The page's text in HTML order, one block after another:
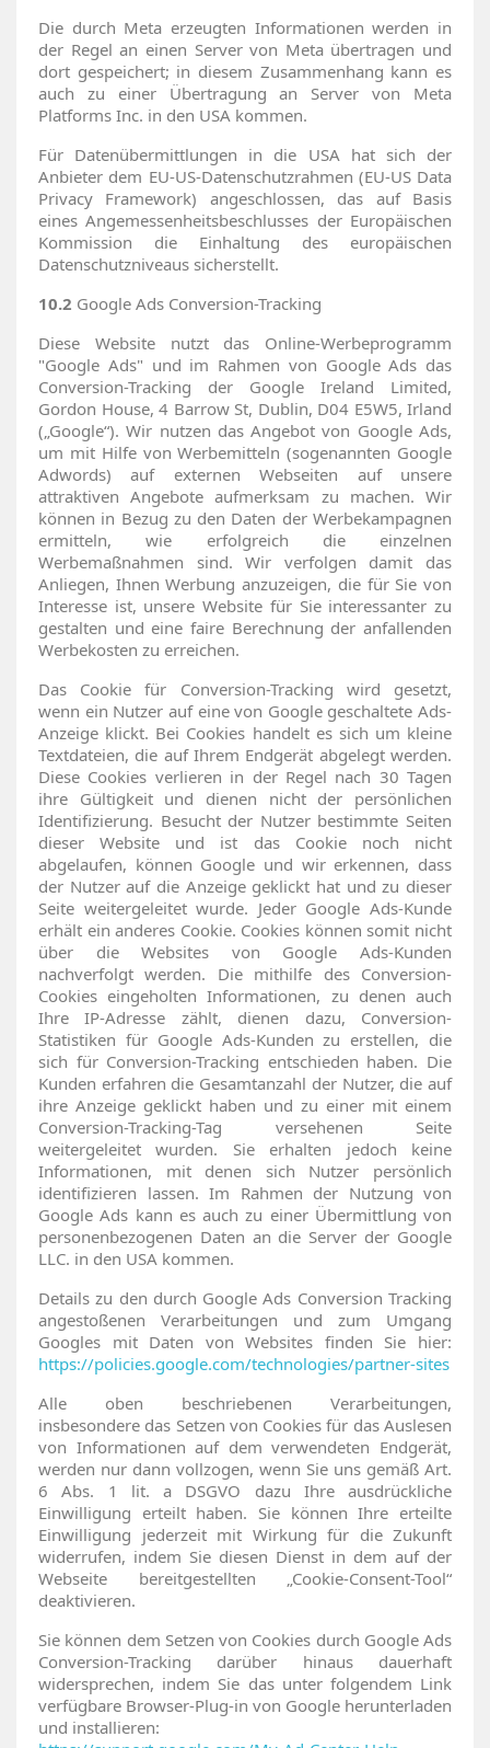
Die durch Meta erzeugten Informationen werden in
der Regel an einen Server von Meta übertragen und
dort gespeichert; in diesem Zusammenhang kann es
auch zu einer Übertragung an Server von Meta
Platforms Inc. in den USA kommen.
Für Datenübermittlungen in die USA hat sich der
Anbieter dem EU-US-Datenschutzrahmen (EU-US Data
Privacy Framework) angeschlossen, das auf Basis
eines Angemessenheitsbeschlusses der Europäischen
Kommission die Einhaltung des europäischen
Datenschutzniveaus sicherstellt.
10.2 Google Ads Conversion-Tracking
Diese Website nutzt das Online-Werbeprogramm
"Google Ads" und im Rahmen von Google Ads das
Conversion-Tracking der Google Ireland Limited,
Gordon House, 4 Barrow St, Dublin, D04 E5W5, Irland
(„Google“). Wir nutzen das Angebot von Google Ads,
um mit Hilfe von Werbemitteln (sogenannten Google
Adwords) auf externen Webseiten auf unsere
attraktiven Angebote aufmerksam zu machen. Wir
können in Bezug zu den Daten der Werbekampagnen
ermitteln, wie erfolgreich die einzelnen
Werbemaßnahmen sind. Wir verfolgen damit das
Anliegen, Ihnen Werbung anzuzeigen, die für Sie von
Interesse ist, unsere Website für Sie interessanter zu
gestalten und eine faire Berechnung der anfallenden
Werbekosten zu erreichen.
Das Cookie für Conversion-Tracking wird gesetzt,
wenn ein Nutzer auf eine von Google geschaltete Ads-
Anzeige klickt. Bei Cookies handelt es sich um kleine
Textdateien, die auf Ihrem Endgerät abgelegt werden.
Diese Cookies verlieren in der Regel nach 30 Tagen
ihre Gültigkeit und dienen nicht der persönlichen
Identifizierung. Besucht der Nutzer bestimmte Seiten
dieser Website und ist das Cookie noch nicht
abgelaufen, können Google und wir erkennen, dass
der Nutzer auf die Anzeige geklickt hat und zu dieser
Seite weitergeleitet wurde. Jeder Google Ads-Kunde
erhält ein anderes Cookie. Cookies können somit nicht
über die Websites von Google Ads-Kunden
nachverfolgt werden. Die mithilfe des Conversion-
Cookies eingeholten Informationen, zu denen auch
Ihre IP-Adresse zählt, dienen dazu, Conversion-
Statistiken für Google Ads-Kunden zu erstellen, die
sich für Conversion-Tracking entschieden haben. Die
Kunden erfahren die Gesamtanzahl der Nutzer, die auf
ihre Anzeige geklickt haben und zu einer mit einem
Conversion-Tracking-Tag versehenen Seite
weitergeleitet wurden. Sie erhalten jedoch keine
Informationen, mit denen sich Nutzer persönlich
identifizieren lassen. Im Rahmen der Nutzung von
Google Ads kann es auch zu einer Übermittlung von
personenbezogenen Daten an die Server der Google
LLC. in den USA kommen.
Details zu den durch Google Ads Conversion Tracking
angestoßenen Verarbeitungen und zum Umgang
Googles mit Daten von Websites finden Sie hier:
https://policies.google.com/technologies/partner-sites
Alle oben beschriebenen Verarbeitungen,
insbesondere das Setzen von Cookies für das Auslesen
von Informationen auf dem verwendeten Endgerät,
werden nur dann vollzogen, wenn Sie uns gemäß Art.
6 Abs. 1 lit. a DSGVO dazu Ihre ausdrückliche
Einwilligung erteilt haben. Sie können Ihre erteilte
Einwilligung jederzeit mit Wirkung für die Zukunft
widerrufen, indem Sie diesen Dienst in dem auf der
Webseite bereitgestellten „Cookie-Consent-Tool“
deaktivieren.
Sie können dem Setzen von Cookies durch Google Ads
Conversion-Tracking darüber hinaus dauerhaft
widersprechen, indem Sie das unter folgendem Link
verfügbare Browser-Plug-in von Google herunterladen
und installieren: